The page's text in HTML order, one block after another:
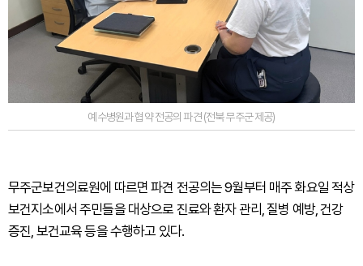
예수병원과 협약 전공의 파견 (전북 무주군 제공)
무주군보건의료원에 따르면 파견 전공의는 9월부터 매주 화요일 적상
보건지소에서 주민들을 대상으로 진료와 환자 관리, 질병 예방, 건강
증진, 보건교육 등을 수행하고 있다.